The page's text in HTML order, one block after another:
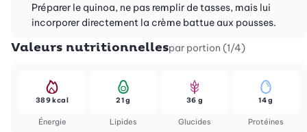
Préparer le quinoa, ne pas remplir de tasses, mais lui
incorporer directement la crème battue aux pousses.
Valeurs nutritionnellespar portion (1/4)
Énergie
389 kcal
Lipides
21 g
Glucides
36 g
Protéines
14 g